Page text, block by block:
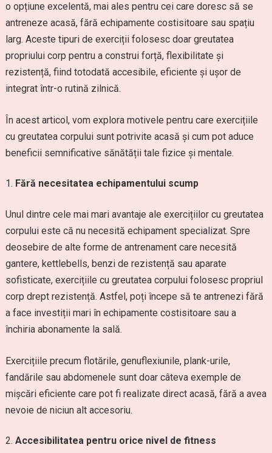
o opțiune excelentă, mai ales pentru cei care doresc să se
antreneze acasă, fără echipamente costisitoare sau spațiu
larg. Aceste tipuri de exerciții folosesc doar greutatea
propriului corp pentru a construi forță, flexibilitate și
rezistență, fiind totodată accesibile, eficiente și ușor de
integrat într-o rutină zilnică.
În acest articol, vom explora motivele pentru care exercițiile
cu greutatea corpului sunt potrivite acasă și cum pot aduce
beneficii semnificative sănătății tale fizice și mentale.
Fără necesitatea echipamentului scump
Unul dintre cele mai mari avantaje ale exercițiilor cu greutatea
corpului este că nu necesită echipament specializat. Spre
deosebire de alte forme de antrenament care necesită
gantere, kettlebells, benzi de rezistență sau aparate
sofisticate, exercițiile cu greutatea corpului folosesc propriul
corp drept rezistență. Astfel, poți începe să te antrenezi fără
a face investiții mari în echipamente costisitoare sau a
închiria abonamente la sală.
Exercițiile precum flotările, genuflexiunile, plank-urile,
fandările sau abdomenele sunt doar câteva exemple de
mișcări eficiente care pot fi realizate direct acasă, fără a avea
nevoie de niciun alt accesoriu.
Accesibilitatea pentru orice nivel de fitness